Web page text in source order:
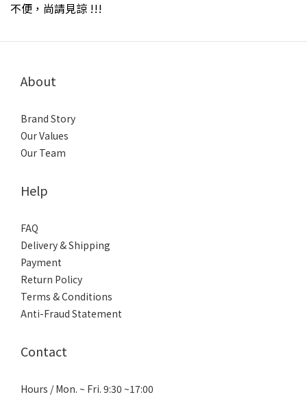
不便，尚請見諒 !!!
About
Brand Story
Our Values
Our Team
Help
FAQ
Delivery & Shipping
Payment
Return Policy
Terms & Conditions
Anti-Fraud Statement
Contact
Hours / Mon. ~ Fri. 9:30 ~17:00